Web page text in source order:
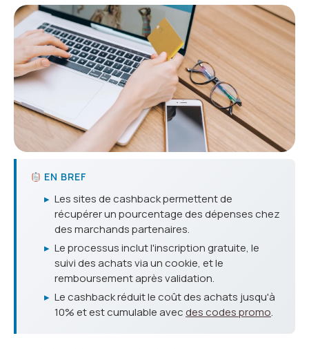
EN BREF
▸ Les sites de cashback permettent de
récupérer un pourcentage des dépenses chez
des marchands partenaires.
▸ Le processus inclut l'inscription gratuite, le
suivi des achats via un cookie, et le
remboursement après validation.
▸ Le cashback réduit le coût des achats jusqu'à
10% et est cumulable avecdes codes promo.